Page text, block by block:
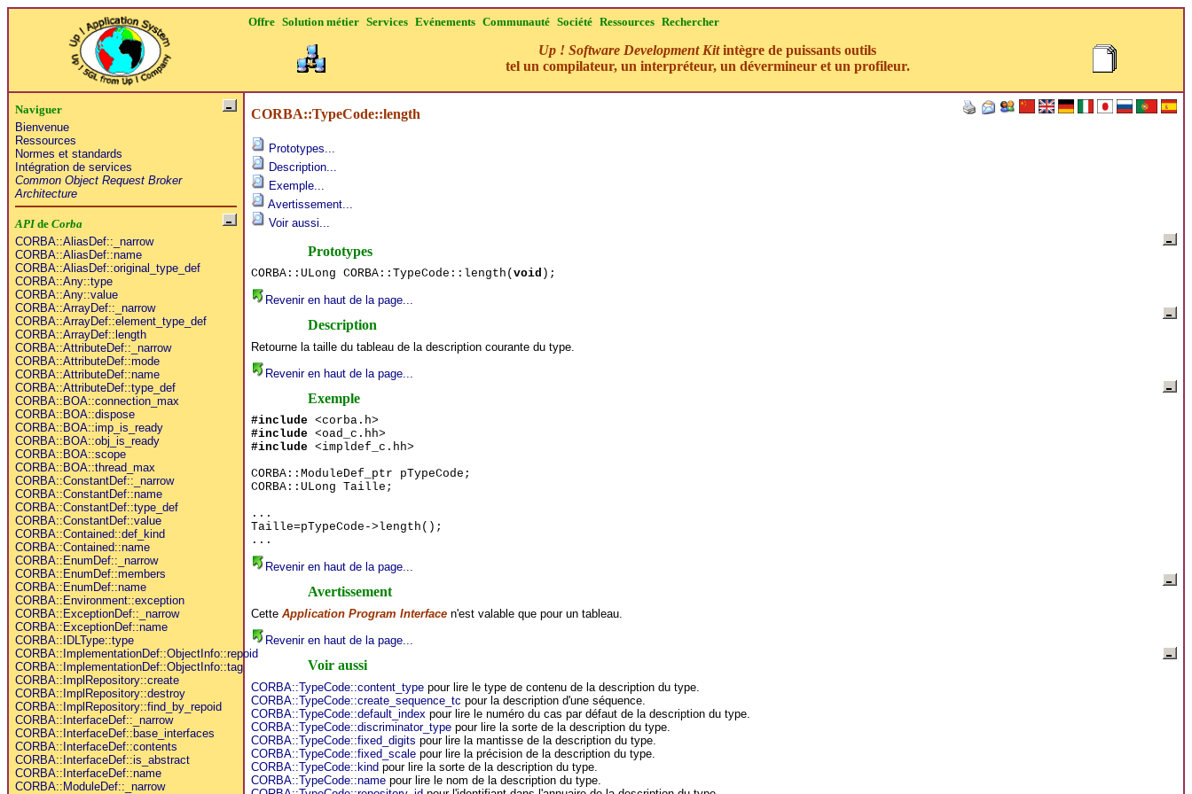
Offre Solution métier Services Evénements Communauté Société Ressources Rechercher
Up ! Software Development Kitintègre de puissants outils
tel un compilateur, un interpréteur, un dévermineur et un profileur.
Naviguer
Bienvenue
Ressources
Normes et standards
Intégration de services
Common Object Request Broker
Architecture
APIde Corba
CORBA::AliasDef::_narrow
CORBA::AliasDef::name
CORBA::AliasDef::original_type_def
CORBA::Any::type
CORBA::Any::value
CORBA::ArrayDef::_narrow
CORBA::ArrayDef::element_type_def
CORBA::ArrayDef::length
CORBA::AttributeDef::_narrow
CORBA::AttributeDef::mode
CORBA::AttributeDef::name
CORBA::AttributeDef::type_def
CORBA::BOA::connection_max
CORBA::BOA::dispose
CORBA::BOA::imp_is_ready
CORBA::BOA::obj_is_ready
CORBA::BOA::scope
CORBA::BOA::thread_max
CORBA::ConstantDef::_narrow
CORBA::ConstantDef::name
CORBA::ConstantDef::type_def
CORBA::ConstantDef::value
CORBA::Contained::def_kind
CORBA::Contained::name
CORBA::EnumDef::_narrow
CORBA::EnumDef::members
CORBA::EnumDef::name
CORBA::Environment::exception
CORBA::ExceptionDef::_narrow
CORBA::ExceptionDef::name
CORBA::IDLType::type
CORBA::ImplementationDef::ObjectInfo::repoid
CORBA::ImplementationDef::ObjectInfo::tag
CORBA::ImplRepository::create
CORBA::ImplRepository::destroy
CORBA::ImplRepository::find_by_repoid
CORBA::InterfaceDef::_narrow
CORBA::InterfaceDef::base_interfaces
CORBA::InterfaceDef::contents
CORBA::InterfaceDef::is_abstract
CORBA::InterfaceDef::name
CORBA::ModuleDef::_narrow
CORBA::TypeCode::length
Prototypes...
Description...
Exemple...
Avertissement...
Voir aussi...
Prototypes
CORBA::ULong CORBA::TypeCode::length(void );
Revenir en haut de la page...
Description
Retourne la taille du tableau de la description courante du type.
Revenir en haut de la page...
Exemple
#include<corba.h>
#include<oad_c.hh>
#include<impldef_c.hh>
CORBA::ModuleDef_ptr pTypeCode;
CORBA::ULong Taille;
...
Taille=pTypeCode->length();
...
Revenir en haut de la page...
Avertissement
Cette Application Program Interfacen'est valable que pour un tableau.
Revenir en haut de la page...
Voir aussi
CORBA::TypeCode::content_typepour lire le type de contenu de la description du type.
CORBA::TypeCode::create_sequence_tc pour la description d'une séquence.
CORBA::TypeCode::default_index pour lire le numéro du cas par défaut de la description du type.
CORBA::TypeCode::discriminator_typepour lire la sorte de la description du type.
CORBA::TypeCode::fixed_digits pour lire la mantisse de la description du type.
CORBA::TypeCode::fixed_scalepour lire la précision de la description du type.
CORBA::TypeCode::kindpour lire la sorte de la description du type.
CORBA::TypeCode::namepour lire le nom de la description du type.